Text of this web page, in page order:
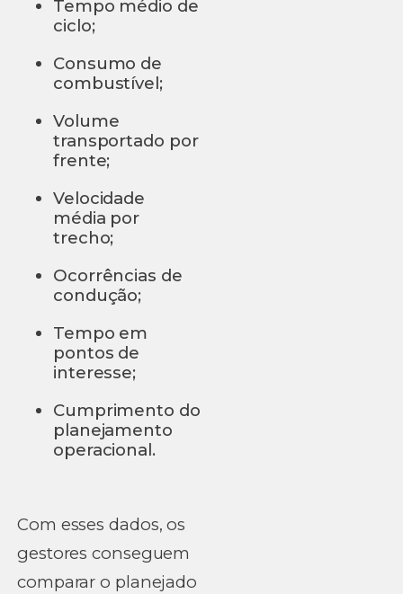
Tempo médio de
ciclo;
Consumo de
combustível;
Volume
transportado por
frente;
Velocidade
média por
trecho;
Ocorrências de
condução;
Tempo em
pontos de
interesse;
Cumprimento do
planejamento
operacional.
Com esses dados, os
gestores conseguem
comparar o planejado